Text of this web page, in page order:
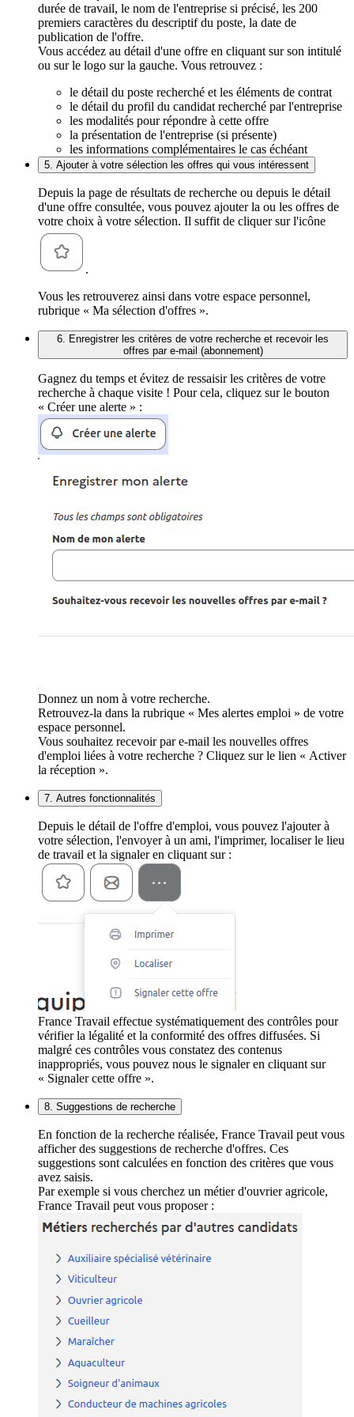
durée de travail, le nom de l'entreprise si précisé, les 200
premiers caractères du descriptif du poste, la date de
publication de l'offre.
Vous accédez au détail d'une offre en cliquant sur son intitulé
ou sur le logo sur la gauche. Vous retrouvez :
le détail du poste recherché et les éléments de contrat
le détail du profil du candidat recherché par l'entreprise
les modalités pour répondre à cette offre
la présentation de l'entreprise (si présente)
les informations complémentaires le cas échéant
5. Ajouter à votre sélection les offres qui vous intéressent
Depuis la page de résultats de recherche ou depuis le détail
d'une offre consultée, vous pouvez ajouter la ou les offres de
votre choix à votre sélection. Il suffit de cliquer sur l'icône
.
Vous les retrouverez ainsi dans votre espace personnel,
rubrique « Ma sélection d'offres ».
6. Enregistrer les critères de votre recherche et recevoir les
offres par e-mail (abonnement)
Gagnez du temps et évitez de ressaisir les critères de votre
recherche à chaque visite ! Pour cela, cliquez sur le bouton
« Créer une alerte » :
Donnez un nom à votre recherche.
Retrouvez-la dans la rubrique « Mes alertes emploi » de votre
espace personnel.
Vous souhaitez recevoir par e-mail les nouvelles offres
d'emploi liées à votre recherche ? Cliquez sur le lien « Activer
la réception ».
7. Autres fonctionnalités
Depuis le détail de l'offre d'emploi, vous pouvez l'ajouter à
votre sélection, l'envoyer à un ami, l'imprimer, localiser le lieu
de travail et la signaler en cliquant sur :
France Travail effectue systématiquement des contrôles pour
vérifier la légalité et la conformité des offres diffusées. Si
malgré ces contrôles vous constatez des contenus
inappropriés, vous pouvez nous le signaler en cliquant sur
« Signaler cette offre ».
8. Suggestions de recherche
En fonction de la recherche réalisée, France Travail peut vous
afficher des suggestions de recherche d'offres. Ces
suggestions sont calculées en fonction des critères que vous
avez saisis.
Par exemple si vous cherchez un métier d'ouvrier agricole,
France Travail peut vous proposer :